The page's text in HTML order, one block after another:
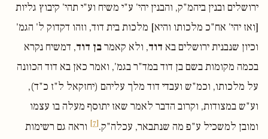
ירושלים ובנין ביהמ"ק, והבנין יהי' ע"י משיח וע"י תהי' קיבוץ גליות
[ואז יהי' אח"כ מלכותו והיא] מלכות בית דוד, וזהו דקדוק ל' הגמ'
וכיון שנבנית ירושלים בא דוד, ולא קאמרבן דוד, דמשיח נקרא
בכמה מקומות בשם בן דוד במד"ר בגמ', ואמר כאן בא דוד הכוונה
על מלכותו, וכמ"ש ועבדי דוד מלך עליהם (יחזקאל ל"ז כ"ד),
וע"ש במצודות, וקרוב הדבר לאמר שאז יתוסף מעלה בו עצמו
ומובן למשכיל ע"פ מה שנתבאר, עכלה"ק.[7]
וראה גם רשימות